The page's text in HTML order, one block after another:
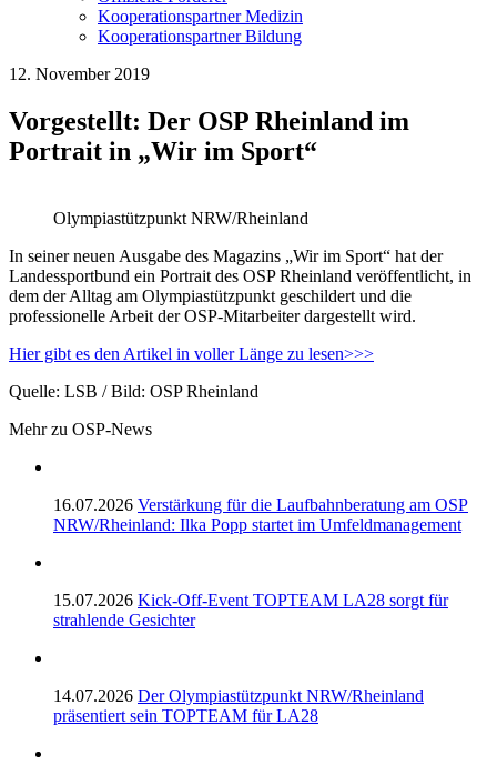
Kooperationspartner Medizin
Kooperationspartner Bildung
12. November 2019
Vorgestellt: Der OSP Rheinland im
Portrait in „Wir im Sport“
Olympiastützpunkt NRW/Rheinland
In seiner neuen Ausgabe des Magazins „Wir im Sport“ hat der
Landessportbund ein Portrait des OSP Rheinland veröffentlicht, in
dem der Alltag am Olympiastützpunkt geschildert und die
professionelle Arbeit der OSP-Mitarbeiter dargestellt wird.
Hier gibt es den Artikel in voller Länge zu lesen>>>
Quelle: LSB / Bild: OSP Rheinland
Mehr zu OSP-News
16.07.2026 Verstärkung für die Laufbahnberatung am OSP
NRW/Rheinland: Ilka Popp startet im Umfeldmanagement
15.07.2026 Kick-Off-Event TOPTEAM LA28 sorgt für
strahlende Gesichter
14.07.2026 Der Olympiastützpunkt NRW/Rheinland
präsentiert sein TOPTEAM für LA28